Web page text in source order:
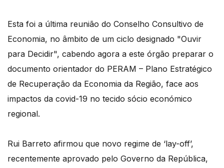
Esta foi a última reunião do Conselho Consultivo de
Economia, no âmbito de um ciclo designado "Ouvir
para Decidir", cabendo agora a este órgão preparar o
documento orientador do PERAM – Plano Estratégico
de Recuperação da Economia da Região, face aos
impactos da covid-19 no tecido sócio económico
regional.
Rui Barreto afirmou que novo regime de ‘lay-off’,
recentemente aprovado pelo Governo da República,